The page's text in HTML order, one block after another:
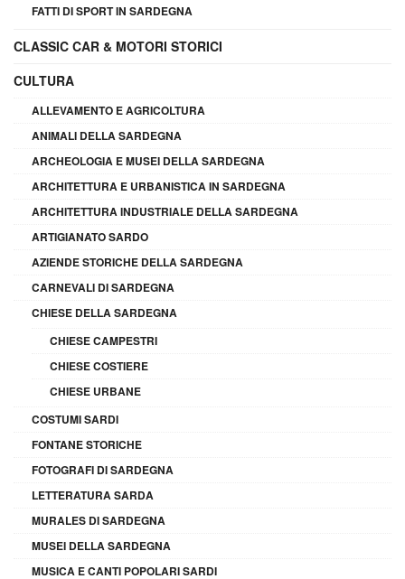
FATTI DI SPORT IN SARDEGNA
CLASSIC CAR & MOTORI STORICI
CULTURA
ALLEVAMENTO E AGRICOLTURA
ANIMALI DELLA SARDEGNA
ARCHEOLOGIA E MUSEI DELLA SARDEGNA
ARCHITETTURA E URBANISTICA IN SARDEGNA
ARCHITETTURA INDUSTRIALE DELLA SARDEGNA
ARTIGIANATO SARDO
AZIENDE STORICHE DELLA SARDEGNA
CARNEVALI DI SARDEGNA
CHIESE DELLA SARDEGNA
CHIESE CAMPESTRI
CHIESE COSTIERE
CHIESE URBANE
COSTUMI SARDI
FONTANE STORICHE
FOTOGRAFI DI SARDEGNA
LETTERATURA SARDA
MURALES DI SARDEGNA
MUSEI DELLA SARDEGNA
MUSICA E CANTI POPOLARI SARDI